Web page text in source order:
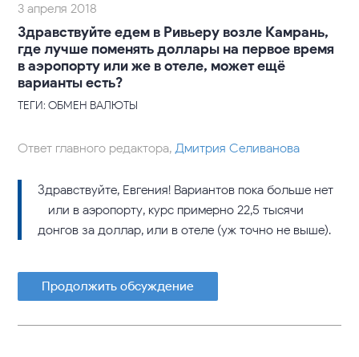
3 апреля 2018
Здравствуйте едем в Ривьеру возле Камрань,
где лучше поменять доллары на первое время
в аэропорту или же в отеле, может ещё
варианты есть?
ТЕГИ: ОБМЕН ВАЛЮТЫ
Ответ главного редактора,Дмитрия Селиванова
Здравствуйте, Евгения! Вариантов пока больше нет
– или в аэропорту, курс примерно 22,5 тысячи
донгов за доллар, или в отеле (уж точно не выше).
Продолжить обсуждение